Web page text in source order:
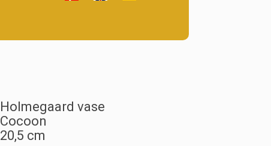
Holmegaard vase
Cocoon
20,5 cm